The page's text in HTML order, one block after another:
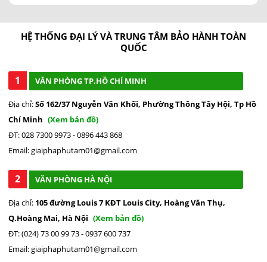
HỆ THỐNG ĐẠI LÝ VÀ TRUNG TÂM BẢO HÀNH TOÀN
QUỐC
1 VĂN PHÒNG TP.HỒ CHÍ MINH
Địa chỉ:Số 162/37 Nguyễn Văn Khối, Phường Thông Tây Hội, Tp Hồ
Chí Minh (Xem bản đồ)
ĐT: 028 7300 9973 - 0896 443 868
Email: giaiphaphutam01@gmail.com
2 VĂN PHÒNG HÀ NỘI
Địa chỉ: 105 đường Louis 7 KĐT Louis City, Hoàng Văn Thụ,
Q.Hoàng Mai, Hà Nội (Xem bản đồ)
ĐT: (024) 73 00 99 73 - 0937 600 737
Email: giaiphaphutam01@gmail.com